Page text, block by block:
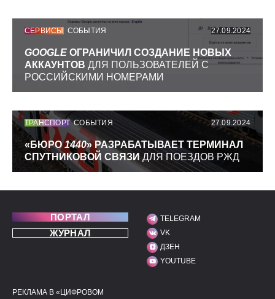
СЕРВИСЫ СОБЫТИЯ 27.09.2024
GOOGLE ОГРАНИЧИЛ СОЗДАНИЕ НОВЫХ
АККАУНТОВ ДЛЯ ПОЛЬЗОВАТЕЛЕЙ С
РОССИЙСКИМИ НОМЕРАМИ
ТРАНСПОРТ СОБЫТИЯ 27.09.2024
«БЮРО1440» РАЗРАБАТЫВАЕТ ТЕРМИНАЛ
СПУТНИКОВОЙ СВЯЗИ ДЛЯ ПОЕЗДОВ РЖД
ПОРТАЛ
ЖУРНАЛ
МЫ В СОЦИАЛЬНЫХ
TELEGRAM
VK
ДЗЕН
YOUTUBE
ПОЛЕЗНЫЕ ССЫЛКИ
РЕКЛАМА В «ЦИФРОВОМ